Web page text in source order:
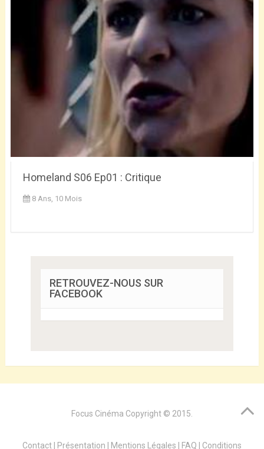
Homeland S06 Ep01 : Critique
8 Ans, 10 Mois
RETROUVEZ-NOUS SUR
FACEBOOK
Focus Cinéma Copyright © 2015.
Contact Présentation Mentions Légales FAQ Conditions